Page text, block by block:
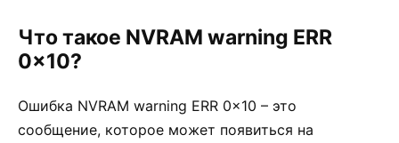
Что такое NVRAM warning ERR
0x10?
Ошибка NVRAM warning ERR 0x10 – это
сообщение, которое может появиться на